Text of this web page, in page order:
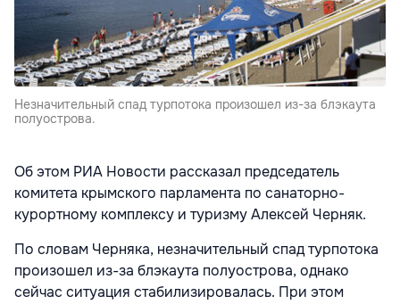
Незначительный спад турпотока произошел из-за блэкаута
полуострова.
Об этом РИА Новости рассказал председатель
комитета крымского парламента по санаторно-
курортному комплексу и туризму Алексей Черняк.
По словам Черняка, незначительный спад турпотока
произошел из-за блэкаута полуострова, однако
сейчас ситуация стабилизировалась. При этом